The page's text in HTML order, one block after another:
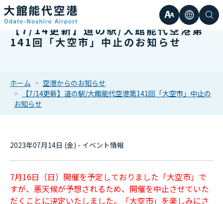
文
サ
小
大
言日本語
検
【7/14更新】道の駅/大館能代空港第
141回「大空市」中止のお知らせ
ホーム
空港からのお知らせ
【7/14更新】道の駅/大館能代空港第141回「大空市」中止の
お知らせ
2023年07月14日 (金) - イベント情報
7月16日（日）開催を予定しておりました「大空市」で
すが、悪天候が予想されるため、開催を中止させていた
だくことに決定いたしました。「大空市」を楽しみにさ